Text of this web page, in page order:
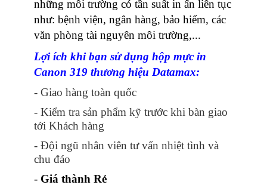
những môi trường có tần suất in ấn liên tục
như: bệnh viện, ngân hàng, bảo hiểm, các
văn phòng tài nguyên môi trường,...
Lợi ích khi bạn sử dụng hộp mực in
Canon 319 thương hiệu Datamax:
- Giao hàng toàn quốc
- Kiểm tra sản phẩm kỹ trước khi bàn giao
tới Khách hàng
- Đội ngũ nhân viên tư vấn nhiệt tình và
chu đáo
- Giá thành Rẻ